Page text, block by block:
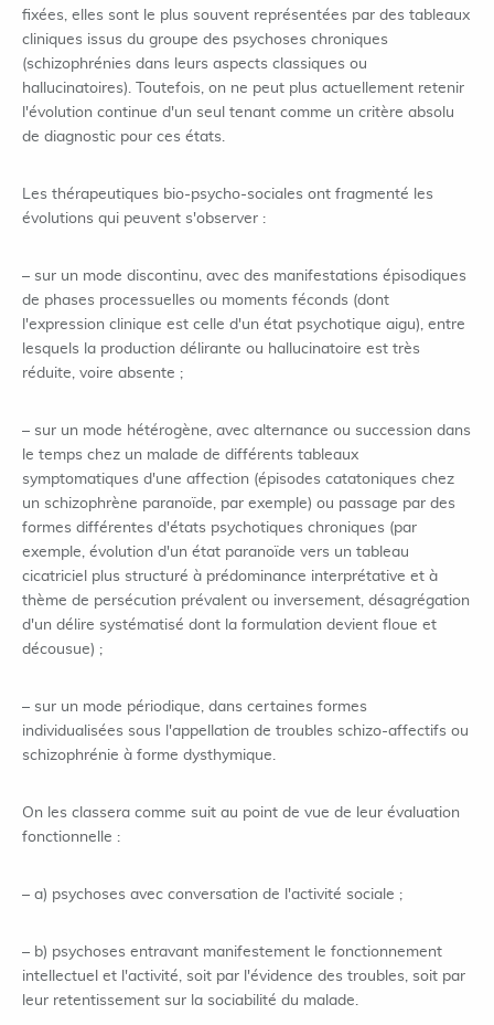
fixées, elles sont le plus souvent représentées par des tableaux
cliniques issus du groupe des psychoses chroniques
(schizophrénies dans leurs aspects classiques ou
hallucinatoires). Toutefois, on ne peut plus actuellement retenir
l'évolution continue d'un seul tenant comme un critère absolu
de diagnostic pour ces états.
Les thérapeutiques bio-psycho-sociales ont fragmenté les
évolutions qui peuvent s'observer :
– sur un mode discontinu, avec des manifestations épisodiques
de phases processuelles ou moments féconds (dont
l'expression clinique est celle d'un état psychotique aigu), entre
lesquels la production délirante ou hallucinatoire est très
réduite, voire absente ;
– sur un mode hétérogène, avec alternance ou succession dans
le temps chez un malade de différents tableaux
symptomatiques d'une affection (épisodes catatoniques chez
un schizophrène paranoïde, par exemple) ou passage par des
formes différentes d'états psychotiques chroniques (par
exemple, évolution d'un état paranoïde vers un tableau
cicatriciel plus structuré à prédominance interprétative et à
thème de persécution prévalent ou inversement, désagrégation
d'un délire systématisé dont la formulation devient floue et
décousue) ;
– sur un mode périodique, dans certaines formes
individualisées sous l'appellation de troubles schizo-affectifs ou
schizophrénie à forme dysthymique.
On les classera comme suit au point de vue de leur évaluation
fonctionnelle :
– a) psychoses avec conversation de l'activité sociale ;
– b) psychoses entravant manifestement le fonctionnement
intellectuel et l'activité, soit par l'évidence des troubles, soit par
leur retentissement sur la sociabilité du malade.